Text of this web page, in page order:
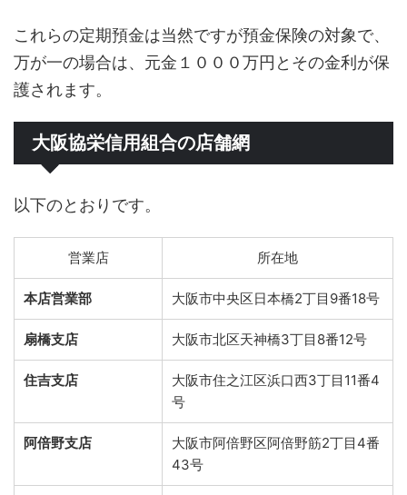
これらの定期預金は当然ですが預金保険の対象で、
万が一の場合は、元金１０００万円とその金利が保
護されます。
大阪協栄信用組合の店舗網
以下のとおりです。
営業店 所在地
本店営業部 大阪市中央区日本橋2丁目9番18号
扇橋支店 大阪市北区天神橋3丁目8番12号
住吉支店
大阪市住之江区浜口西3丁目11番4
号
阿倍野支店
大阪市阿倍野区阿倍野筋2丁目4番
43号